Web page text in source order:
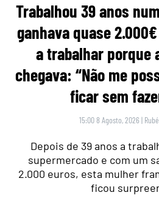
Trabalhou 39 anos
ganhava quase
a trabalhar porque
chegava: “Não me
ficar sem
15:00 8 Agosto, 2026 |
Depois de 39 anos a
supermercado e com um
2.000 euros, esta mulher
ficou